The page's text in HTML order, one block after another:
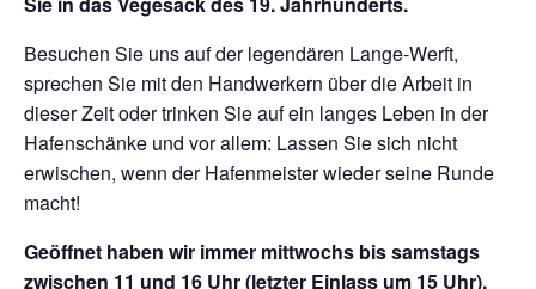
Besuchen Sie uns auf der legendären Lange-Werft,
sprechen Sie mit den Handwerkern über die Arbeit in
dieser Zeit oder trinken Sie auf ein langes Leben in der
Hafenschänke und vor allem: Lassen Sie sich nicht
erwischen, wenn der Hafenmeister wieder seine Runde
macht!
Geöffnet haben wir immer mittwochs bis samstags
zwischen 11 und 16 Uhr (letzter Einlass um 15 Uhr).